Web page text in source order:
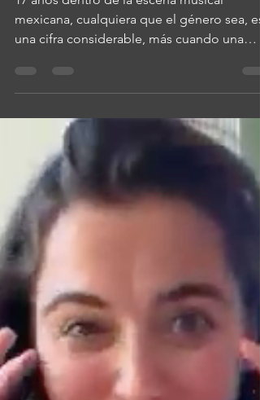
S7N, un largo camino
Lunario del Auditorio
Nacional
17 años dentro de la escena musical
mexicana, cualquiera que el género sea, es
una cifra considerable, más cuando una
banda se mueve principalmente en el área
independiente y del rock, situación que si
bien fomenta asumir el control y destino
proyecto, pues en medida proporcional se
requiere demasiado trabajo a diferencia de
quienes tienen la posibilidad de trabajar
sellos discográficos establecidos, algo a lo
que la banda accedió recientemente.
Reconózcase entonces l